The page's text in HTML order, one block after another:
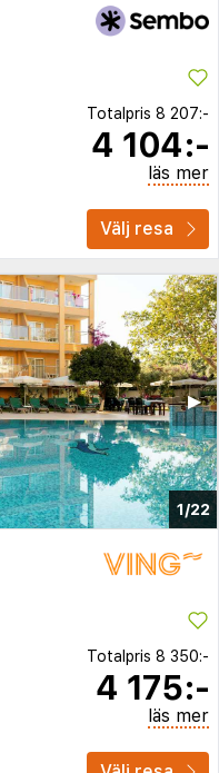
Totalpris 8 207:-
4 104:-
läs mer
Välj resa
1/22
▶︎
Totalpris 8 350:-
4 175:-
läs mer